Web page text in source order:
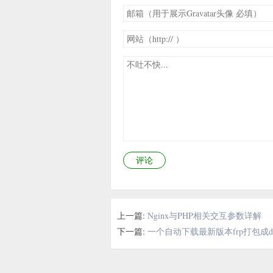
评论
上一篇: Nginx与PHP相关交互参数详解
下一篇: 一个自动下载最新版本frp打包成